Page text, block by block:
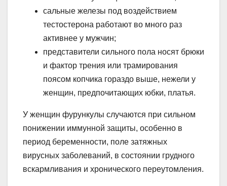
сальные железы под воздействием
тестостерона работают во много раз
активнее у мужчин;
представители сильного пола носят брюки
и фактор трения или трамирования
поясом копчика гораздо выше, нежели у
женщин, предпочитающих юбки, платья.
У женщин фурункулы случаются при сильном
понижении иммунной защиты, особенно в
период беременности, поле затяжных
вирусных заболеваний, в состоянии грудного
вскармливания и хронического переутомления.